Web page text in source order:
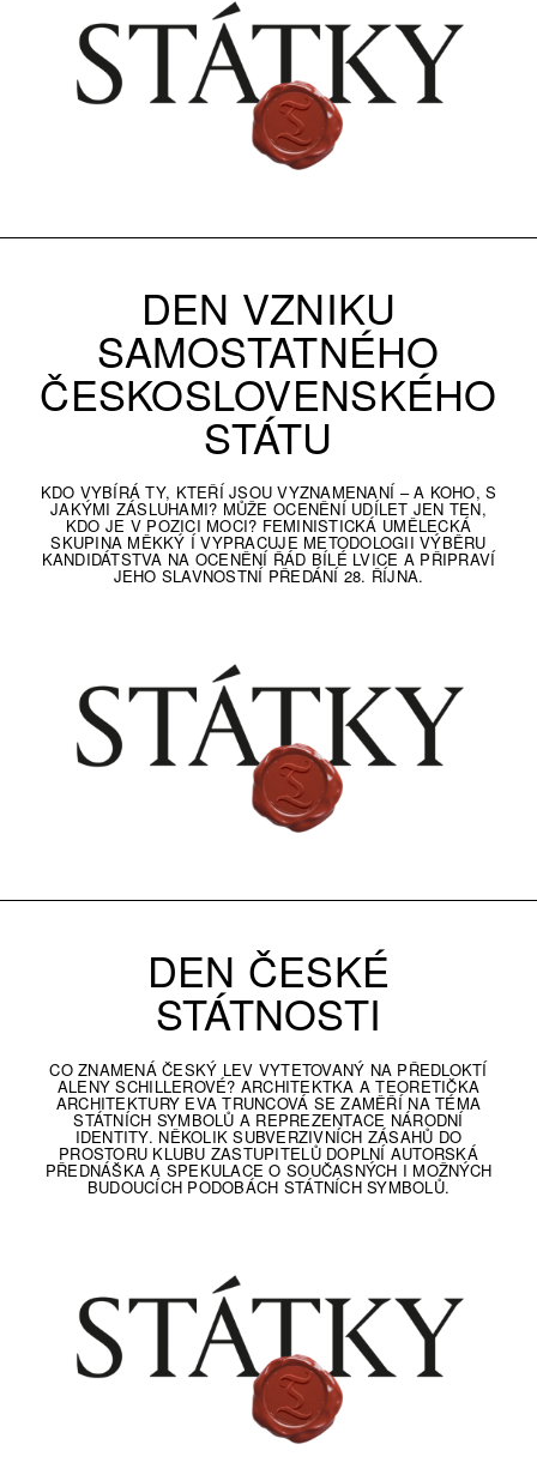
DEN VZNIKU
SAMOSTATNÉHO
ČESKOSLOVENSKÉHO
STÁTU
KDO VYBÍRÁ TY, KTEŘÍ JSOU VYZNAMENANÍ – A KOHO, S
JAKÝMI ZÁSLUHAMI? MŮŽE OCENĚNÍ UDÍLET JEN TEN,
KDO JE V POZICI MOCI? FEMINISTICKÁ UMĚLECKÁ
SKUPINA MĚKKÝ Í VYPRACUJE METODOLOGII VÝBĚRU
KANDIDÁTSTVA NA OCENĚNÍ ŘÁD BÍLÉ LVICE A PŘIPRAVÍ
JEHO SLAVNOSTNÍ PŘEDÁNÍ 28. ŘÍJNA.
DEN ČESKÉ
STÁTNOSTI
CO ZNAMENÁ ČESKÝ LEV VYTETOVANÝ NA PŘEDLOKTÍ
ALENY SCHILLEROVÉ? ARCHITEKTKA A TEORETIČKA
ARCHITEKTURY EVA TRUNCOVÁ SE ZAMĚŘÍ NA TÉMA
STÁTNÍCH SYMBOLŮ A REPREZENTACE NÁRODNÍ
IDENTITY. NĚKOLIK SUBVERZIVNÍCH ZÁSAHŮ DO
PROSTORU KLUBU ZASTUPITELŮ DOPLNÍ AUTORSKÁ
PŘEDNÁŠKA A SPEKULACE O SOUČASNÝCH I MOŽNÝCH
BUDOUCÍCH PODOBÁCH STÁTNÍCH SYMBOLŮ.